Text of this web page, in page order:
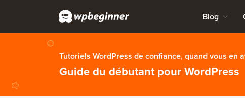
Blog
Tutoriels WordPress de confiance, quand vous en
Guide du débutant pour WordPress